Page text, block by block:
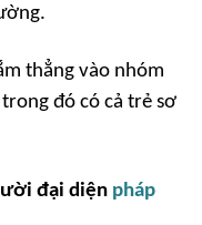
thẳng vào nhóm
đó có cả trẻ sơ
đại diện pháp